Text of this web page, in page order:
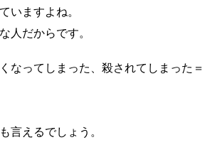
いますよね。
人だからです。
なってしまった、殺されてしまった＝
言えるでしょう。